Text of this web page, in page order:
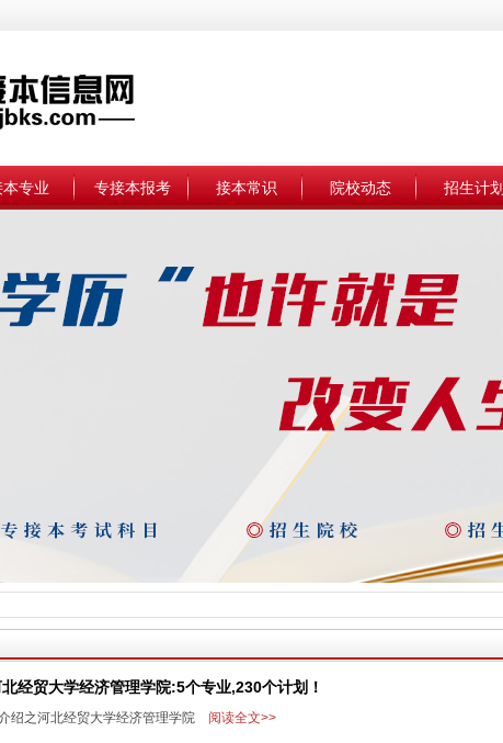
本专业 专接本报考 接本常识 院校动态 招生计划
经贸大学经济管理学院:5个专业,230个计划！
绍之河北经贸大学经济管理学院 阅读全文>>